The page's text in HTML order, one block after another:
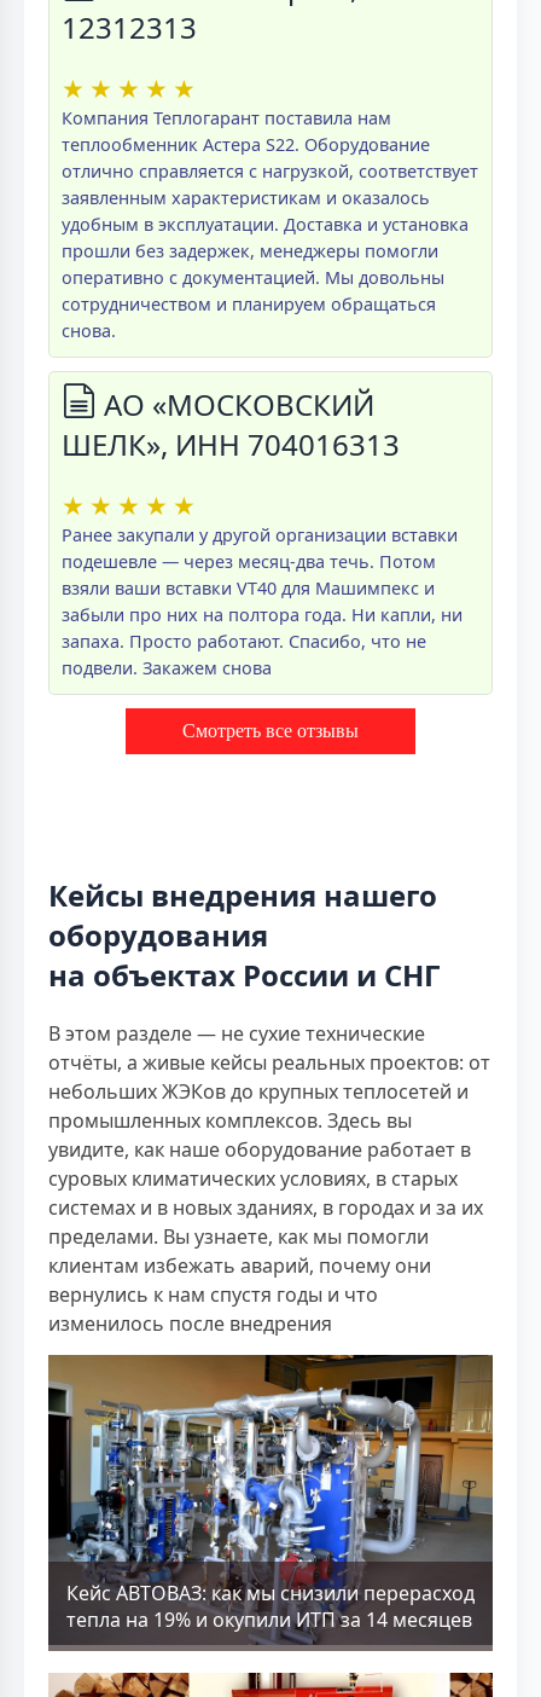
12312313
★ ★ ★ ★ ★
Компания Теплогарант поставила нам
теплообменник Астера S22. Оборудование
отлично справляется с нагрузкой, соответствует
заявленным характеристикам и оказалось
удобным в эксплуатации. Доставка и установка
прошли без задержек, менеджеры помогли
оперативно с документацией. Мы довольны
сотрудничеством и планируем обращаться
снова.
АО «МОСКОВСКИЙ
ШЕЛК», ИНН 704016313
★ ★ ★ ★ ★
Ранее закупали у другой организации вставки
подешевле — через месяц-два течь. Потом
взяли ваши вставки VT40 для Машимпекс и
забыли про них на полтора года. Ни капли, ни
запаха. Просто работают. Спасибо, что не
подвели. Закажем снова
Смотреть все отзывы
Кейсы внедрения нашего
оборудования
на объектах России и СНГ
В этом разделе — не сухие технические
отчёты, а живые кейсы реальных проектов: от
небольших ЖЭКов до крупных теплосетей и
промышленных комплексов. Здесь вы
увидите, как наше оборудование работает в
суровых климатических условиях, в старых
системах и в новых зданиях, в городах и за их
пределами. Вы узнаете, как мы помогли
клиентам избежать аварий, почему они
вернулись к нам спустя годы и что
изменилось после внедрения
Кейс АВТОВАЗ: как мы снизили перерасход
тепла на 19% и окупили ИТП за 14 месяцев